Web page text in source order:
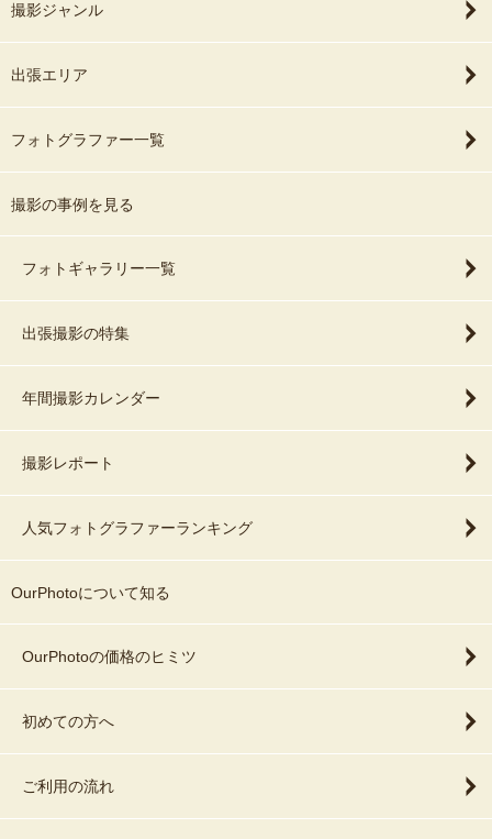
撮影ジャンル
出張エリア
フォトグラファー一覧
撮影の事例を見る
フォトギャラリー一覧
出張撮影の特集
年間撮影カレンダー
撮影レポート
人気フォトグラファーランキング
OurPhotoについて知る
OurPhotoの価格のヒミツ
初めての方へ
ご利用の流れ